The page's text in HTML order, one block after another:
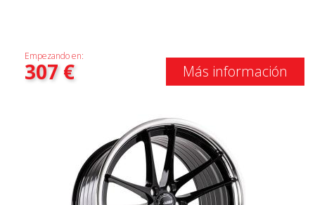
Empezando en:
307€ Más información